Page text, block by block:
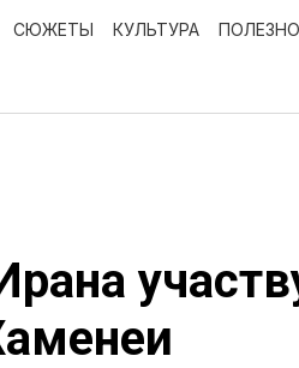
СЮЖЕТЫ КУЛЬТУРА ПОЛЕЗНО